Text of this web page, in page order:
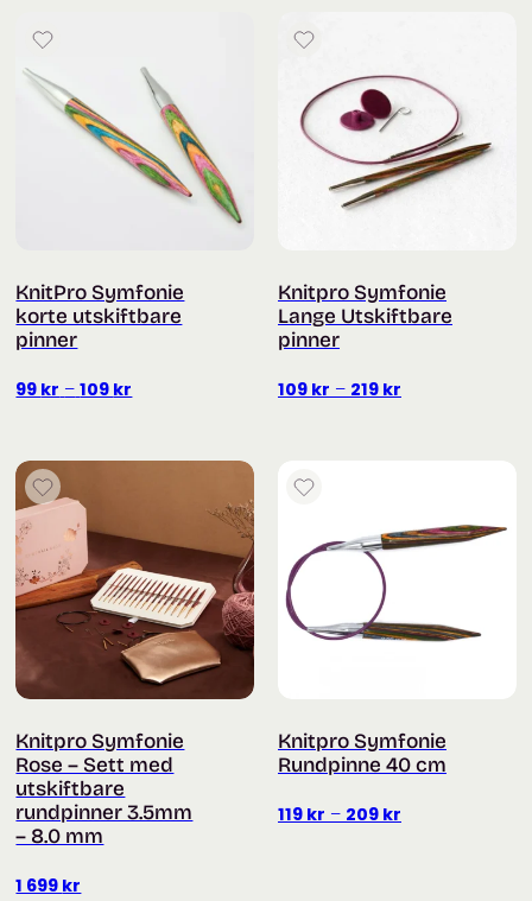
KnitPro Symfonie
korte utskiftbare
pinner
99 kr – 109 kr
109 kr
Knitpro Symfonie
Lange Utskiftbare
pinner
109 kr – 219 kr
Knitpro Symfonie
Rose – Sett med
utskiftbare
rundpinner 3.5mm
– 8.0 mm
1 699 kr
Knitpro Symfonie
Rundpinne 40 cm
119 kr – 209 kr